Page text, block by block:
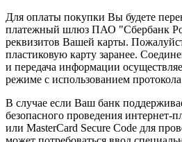
Для оплаты покупки Вы будете
платежный шлюз ПАО "Сбербанк
реквизитов Вашей карты.
пластиковую карту заранее.
и передача информации
режиме с использованием
В случае если Ваш банк
безопасного проведения интернет-
или MasterCard Secure Code для